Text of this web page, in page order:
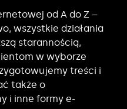
od A do Z –
wszystkie działania
starannością,
w wyborze
treści i
także o
i inne formy e-